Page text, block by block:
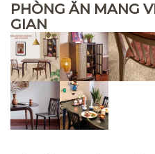
PHÒNG ĂN MANG
GIAN
Nhắn tin qua